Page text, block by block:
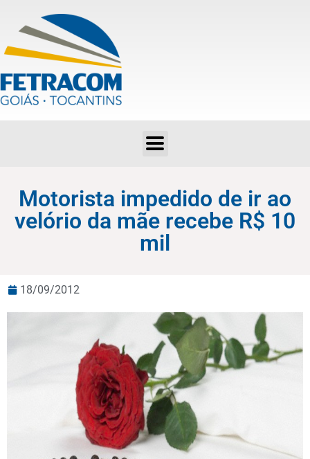
Motorista impedido de ir ao
velório da mãe recebe R$ 10
mil
18/09/2012